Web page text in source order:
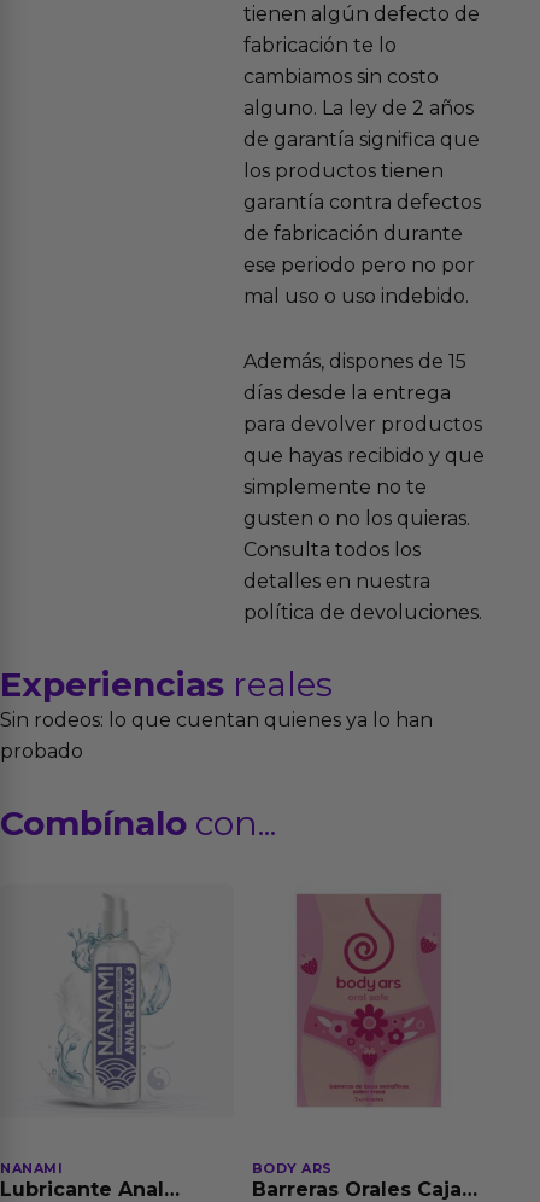
tienen algún defecto de
fabricación te lo
cambiamos sin costo
alguno. La ley de 2 años
de garantía significa que
los productos tienen
garantía contra defectos
de fabricación durante
ese periodo pero no por
mal uso o uso indebido.
Además, dispones de 15
días desde la entrega
para devolver productos
que hayas recibido y que
simplemente no te
gusten o no los quieras.
Consulta todos los
detalles en nuestra
política de devoluciones.
Experiencias reales
Sin rodeos: lo que cuentan quienes ya lo han
probado
Combínalo con...
NANAMI
Lubricante Anal
BODY ARS
Barreras Orales Caja